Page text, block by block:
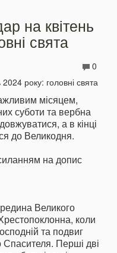
на квітень
свята
0
місяцем,
суботи та вербна
а в кінці
до Великодня.
на допис
Великого
коли
та подвиг
Перші дві